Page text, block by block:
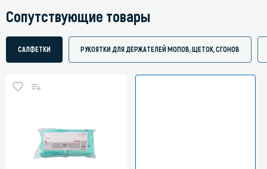
Сопутствующие товары
САЛФЕТКИ РУКОЯТКИ ДЛЯ ДЕРЖАТЕЛЕЙ МОПОВ, ЩЕТОК, СГОНОВ